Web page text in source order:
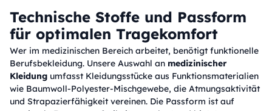
Technische Stoffe und Passform
für optimalen Tragekomfort
Wer im medizinischen Bereich arbeitet, benötigt funktionelle
Berufsbekleidung. Unsere Auswahl an medizinischer
Kleidung umfasst Kleidungsstücke aus Funktionsmaterialien
wie Baumwoll-Polyester-Mischgewebe, die Atmungsaktivität
und Strapazierfähigkeit vereinen. Die Passform ist auf